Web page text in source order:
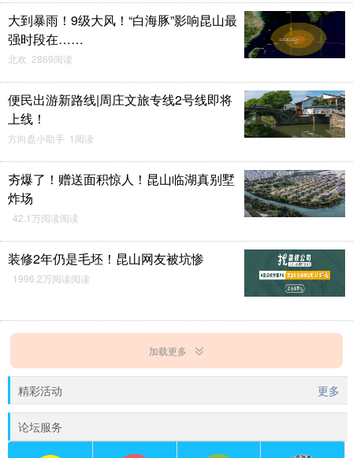
大到暴雨！9级大风！“白海豚”影响昆山最
强时段在……
北欢 2869阅读
便民出游新路线|周庄文旅专线2号线即将
上线！
方向盘小助手 1阅读
夯爆了！赠送面积惊人！昆山临湖真别墅
炸场
42.1万阅读阅读
装修2年仍是毛坯！昆山网友被坑惨
1996.2万阅读阅读
加载更多
精彩活动 更多
论坛服务